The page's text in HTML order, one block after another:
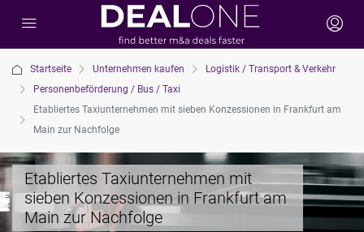
Startseite Unternehmen kaufen
Logistik / Transport & Verkehr
Personenbeförderung / Bus / Taxi
Etabliertes Taxiunternehmen mit sieben Konzessionen in Frankfurt am
Main zur Nachfolge
Etabliertes Taxiunternehmen mit
sieben Konzessionen in Frankfurt am
Main zur Nachfolge